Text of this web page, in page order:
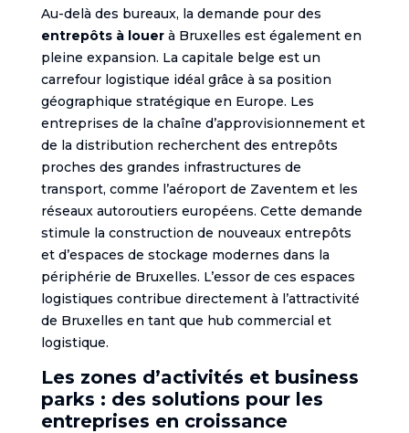
Au-delà des bureaux, la demande pour des
entrepôts à louerà Bruxelles est également en
pleine expansion. La capitale belge est un
carrefour logistique idéal grâce à sa position
géographique stratégique en Europe. Les
entreprises de la chaîne d’approvisionnement et
de la distribution recherchent des entrepôts
proches des grandes infrastructures de
transport, comme l’aéroport de Zaventem et les
réseaux autoroutiers européens. Cette demande
stimule la construction de nouveaux entrepôts
et d’espaces de stockage modernes dans la
périphérie de Bruxelles. L’essor de ces espaces
logistiques contribue directement à l’attractivité
de Bruxelles en tant que hub commercial et
logistique.
Les zones d’activités et business
parks : des solutions pour les
entreprises en croissance